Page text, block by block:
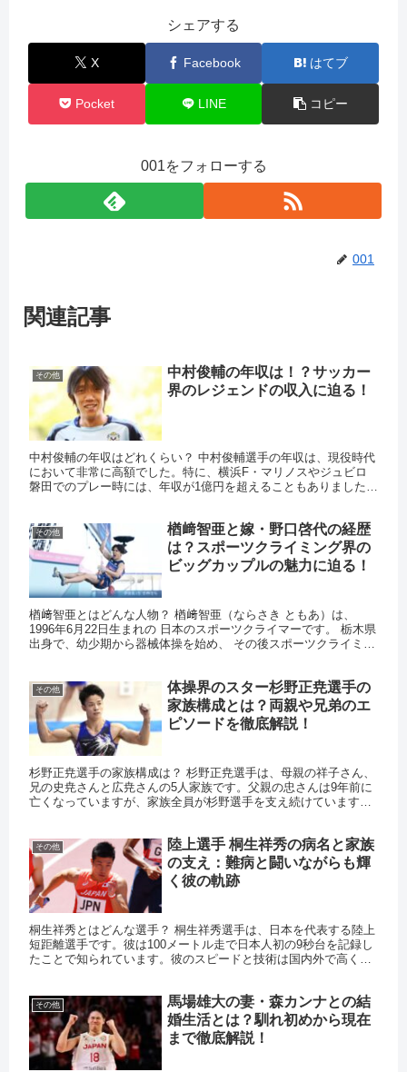
シェアする
X Facebook はてブ
Pocket LINE コピー
001をフォローする
001
関連記事
その他
中村俊輔の年収は！？サッカー
界のレジェンドの収入に迫る！
中村俊輔の年収はどれくらい？ 中村俊輔選手の年収は、現役時代
において非常に高額でした。特に、横浜F・マリノスやジュビロ
磐田でのプレー時には、年収が1億円を超えることもありました。
その他
楢﨑智亜と嫁・野口啓代の経歴
は？スポーツクライミング界の
ビッグカップルの魅力に迫る！
楢﨑智亜とはどんな人物？ 楢﨑智亜（ならさき ともあ）は、
1996年6月22日生まれの 日本のスポーツクライマーです。 栃木県
出身で、幼少期から器械体操を始め、 その後スポーツクライミン
その他
体操界のスター杉野正尭選手の
家族構成とは？両親や兄弟のエ
ピソードを徹底解説！
杉野正尭選手の家族構成は？ 杉野正尭選手は、母親の祥子さん、
兄の史尭さんと広尭さんの5人家族です。父親の忠さんは9年前に
亡くなっていますが、家族全員が杉野選手を支え続けています。
その他
陸上選手 桐生祥秀の病名と家族
の支え：難病と闘いながらも輝
く彼の軌跡
桐生祥秀とはどんな選手？ 桐生祥秀選手は、日本を代表する陸上
短距離選手です。彼は100メートル走で日本人初の9秒台を記録し
たことで知られています。彼のスピードと技術は国内外で高く評
その他
馬場雄大の妻・森カンナとの結
婚生活とは？馴れ初めから現在
まで徹底解説！